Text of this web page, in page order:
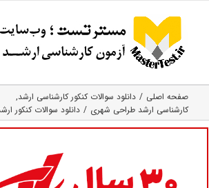
content
صفحه اصلی
دانلود سوالات کنکور کارشناسی ارشد
کارشناسی ارشد طراحی شهری
دانلود سوالات کنکور